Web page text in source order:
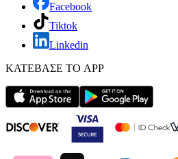
Facebook
Tiktok
Linkedin
ΚΑΤΕΒΑΣΕ ΤΟ APP